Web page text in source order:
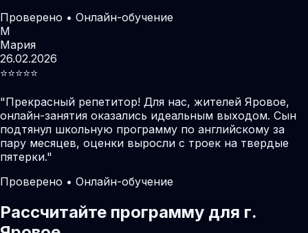
Проверено • Онлайн-обучение
М
Мария
26.02.2026
⭐️⭐️⭐️⭐️⭐️
"Прекрасный репетитор! Для нас, жителей Яровое,
онлайн-занятия оказались идеальным выходом. Сын
подтянул школьную программу по английскому за
пару месяцев, оценки выросли с троек на твердые
пятерки."
Проверено • Онлайн-обучение
Рассчитайте программу для г.